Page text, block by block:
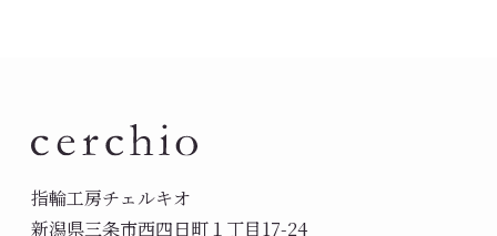
指輪工房チェルキオ
新潟県三条市西四日町１丁目17-24